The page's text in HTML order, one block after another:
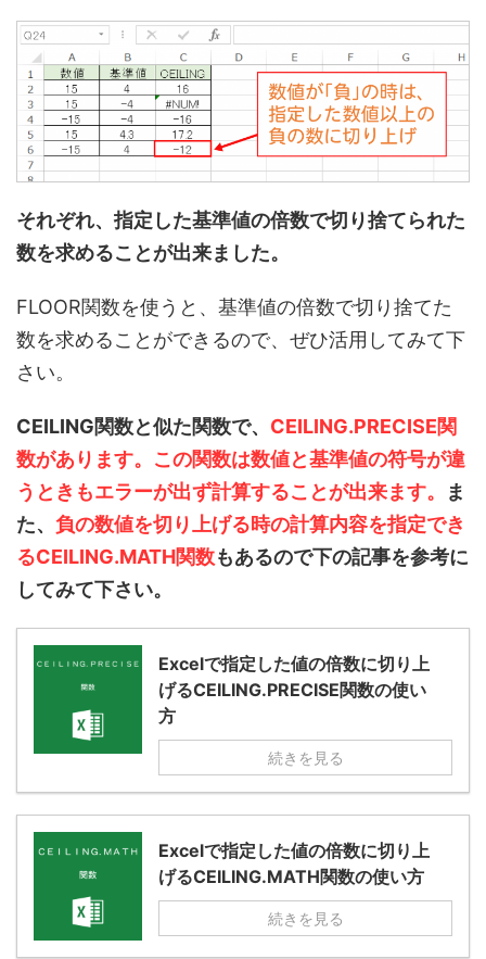
それぞれ、指定した基準値の倍数で切り捨てられた
数を求めることが出来ました。
FLOOR関数を使うと、基準値の倍数で切り捨てた
数を求めることができるので、ぜひ活用してみて下
さい。
CEILING関数と似た関数で、 CEILING.PRECISE関
数があります。この関数は数値と基準値の符号が違
うときもエラーが出ず計算することが出来ます。
ま
た、 負の数値を切り上げる時の計算内容を指定でき
るCEILING.MATH関数もあるので下の記事を参考に
してみて下さい。
Excelで指定した値の倍数に切り上
げるCEILING.PRECISE関数の使い
方
続きを見る
Excelで指定した値の倍数に切り上
げるCEILING.MATH関数の使い方
続きを見る